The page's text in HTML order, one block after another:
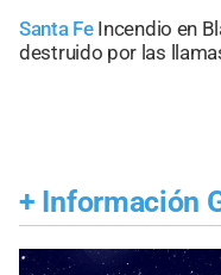
Santa Fe Incendio en
destruido por las
+ Información